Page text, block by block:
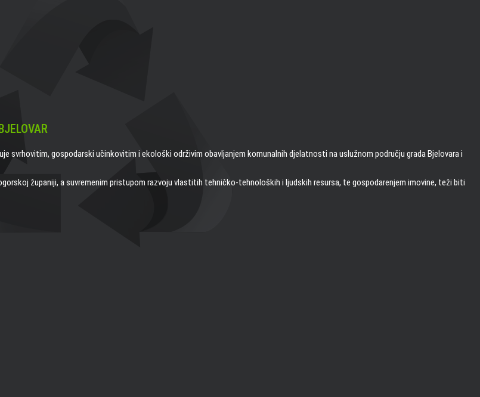
svrhovitim, gospodarski učinkovitim i ekološki održivim obavljanjem komunalnih djelatnosti na uslužnom području grada Bjelovara i
županiji, a suvremenim pristupom razvoju vlastitih tehničko-tehnoloških i ljudskih resursa, te gospodarenjem imovine, teži biti